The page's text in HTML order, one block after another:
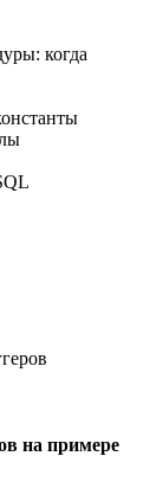
когда
на примере